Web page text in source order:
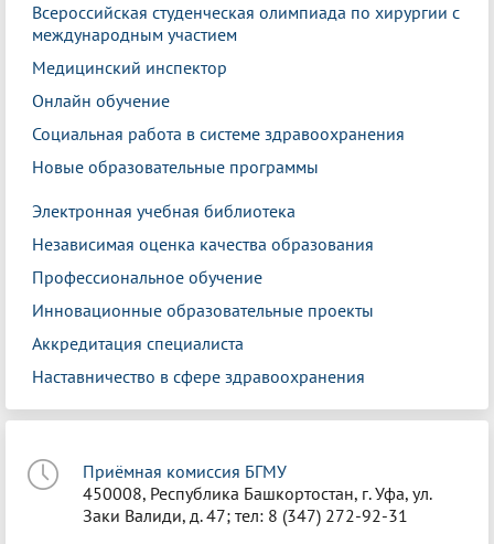
Всероссийская студенческая олимпиада по хирургии с
международным участием
Медицинский инспектор
Онлайн обучение
Социальная работа в системе здравоохранения
Новые образовательные программы
Электронная учебная библиотека
Независимая оценка качества образования
Профессиональное обучение
Инновационные образовательные проекты
Аккредитация специалиста
Наставничество в сфере здравоохранения
Приёмная комиссия БГМУ
450008, Республика Башкортостан, г. Уфа, ул.
Заки Валиди, д. 47; тел: 8 (347) 272-92-31